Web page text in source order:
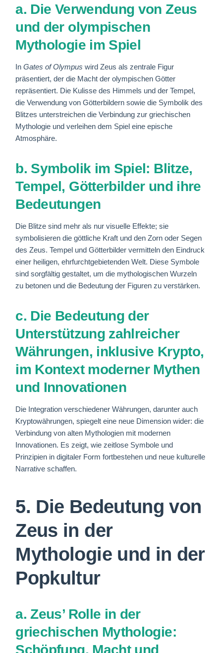
a. Die Verwendung von Zeus
und der olympischen
Mythologie im Spiel
InGates of Olympus wird Zeus als zentrale Figur
präsentiert, der die Macht der olympischen Götter
repräsentiert. Die Kulisse des Himmels und der Tempel,
die Verwendung von Götterbildern sowie die Symbolik des
Blitzes unterstreichen die Verbindung zur griechischen
Mythologie und verleihen dem Spiel eine epische
Atmosphäre.
b. Symbolik im Spiel: Blitze,
Tempel, Götterbilder und ihre
Bedeutungen
Die Blitze sind mehr als nur visuelle Effekte; sie
symbolisieren die göttliche Kraft und den Zorn oder Segen
des Zeus. Tempel und Götterbilder vermitteln den Eindruck
einer heiligen, ehrfurchtgebietenden Welt. Diese Symbole
sind sorgfältig gestaltet, um die mythologischen Wurzeln
zu betonen und die Bedeutung der Figuren zu verstärken.
c. Die Bedeutung der
Unterstützung zahlreicher
Währungen, inklusive Krypto,
im Kontext moderner Mythen
und Innovationen
Die Integration verschiedener Währungen, darunter auch
Kryptowährungen, spiegelt eine neue Dimension wider: die
Verbindung von alten Mythologien mit modernen
Innovationen. Es zeigt, wie zeitlose Symbole und
Prinzipien in digitaler Form fortbestehen und neue kulturelle
Narrative schaffen.
5. Die Bedeutung von
Zeus in der
Mythologie und in der
Popkultur
a. Zeus’ Rolle in der
griechischen Mythologie:
Schöpfung, Macht und